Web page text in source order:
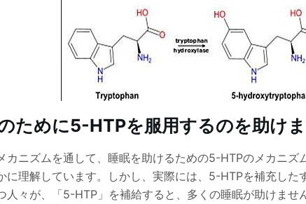
ために5-HTPを服用するのを助け
カニズムを通して、睡眠を助けるための5-HTPのメカニ
に理解しています。しかし、実際には、5-HTPを補充し
人々が、「5-HTP」を補給すると、多くの睡眠が助けま